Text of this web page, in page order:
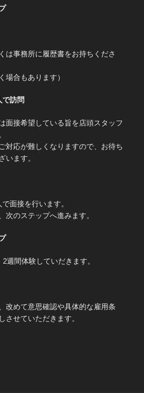
は事務所に履歴書をお持ちくださ
場合もあります）
訪問
面接希望している旨を店頭スタッフ
対応が難しくなりますので、お待ち
います。
面接を行います。
次のステップへ進みます。
週間体験していだきます。
改めて意思確認や具体的な雇用条
させていただきます。